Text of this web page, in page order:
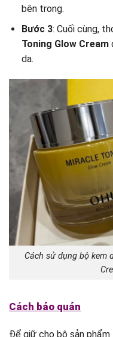
bên trong.
Bước 3: Cuối cùng,
Toning Glow Cream
da.
Cách sử dụng bộ kem
Cách bảo quản
Để giữ cho bộ sản phẩm